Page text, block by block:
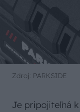
Zdroj: PARKSIDE
Je pripojiteľná